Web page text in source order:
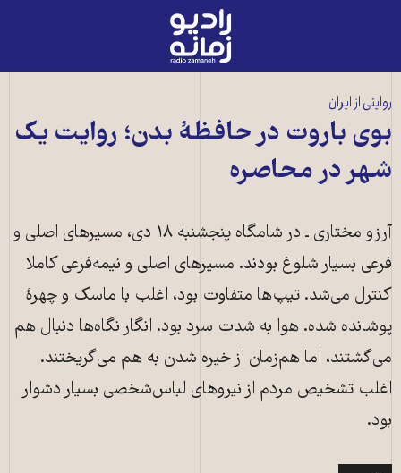
رادیو
زمانه
صفحه
روایتی از ایران
بوی باروت در حافظهٔ بدن؛ روایت یک
شهر در محاصره
آرزو مختاری ـ در شامگاه پنجشنبه ۱۸ دی، مسیرهای اصلی و
فرعی بسیار شلوغ بودند. مسیرهای اصلی و نیمه‌فرعی کاملا
کنترل می‌شد. تیپ‌ها متفاوت بود، اغلب با ماسک و چهرۀ
پوشانده شده. هوا به شدت سرد بود. انگار نگاه‌ها دنبال هم
می‌گشتند، اما هم‌زمان از خیره شدن به هم می‌گریختند.
اغلب تشخیص مردم از نیروهای لباس‌شخصی بسیار دشوار
بود.